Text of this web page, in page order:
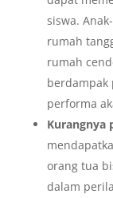
siswa.
rumah
rumah
berdampak
performa
Kurangnya
orang tua
dalam